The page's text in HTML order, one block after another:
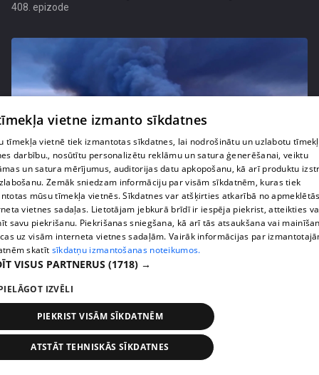
408. epizode
pirms 1 nedēļas, 1 dienas 00:01:29
Francijā fiksē jaunu dabas parādību -
pirokumolonimbu jeb uguns mākoni
408. epizode
vietne izmanto sīkdatnes
tīmekļa vietnē tiek izmantotas sīkdatnes, lai nodrošinātu un uzlabotu
darbību., nosūtītu personalizētu reklāmu un satura ģenerēšanai, veiktu
un satura mērījumus, auditorijas datu apkopošanu, kā arī produktu
Zemāk sniedzam informāciju par visām sīkdatnēm, kuras tiek
mūsu tīmekļa vietnēs. Sīkdatnes var atšķirties atkarībā no
vietnes sadaļas. Lietotājam jebkurā brīdī ir iespēja piekrist, atteikties
savu piekrišanu. Piekrišanas sniegšana, kā arī tās atsaukšana vai
uz visām interneta vietnes sadaļām. Vairāk informācijas par
skatīt sīkdatņu izmantošanas noteikumos.
VISUS PARTNERUS (1718) →
IZVĒLI
PIEKRIST VISĀM SĪKDATNĒM
ATSTĀT TEHNISKĀS SĪKDATNES